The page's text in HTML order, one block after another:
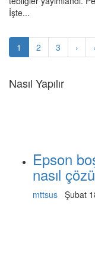
İşte...
1 2 3 ›
Nasıl Yapılır
Epson
nasıl
mttsus Şubat